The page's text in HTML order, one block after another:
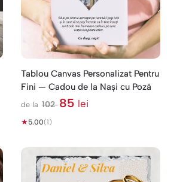
Tablou Canvas Personalizat Pentru
Fini — Cadou de la Nași cu Poză
de la 102 85 lei
★5.00(1)